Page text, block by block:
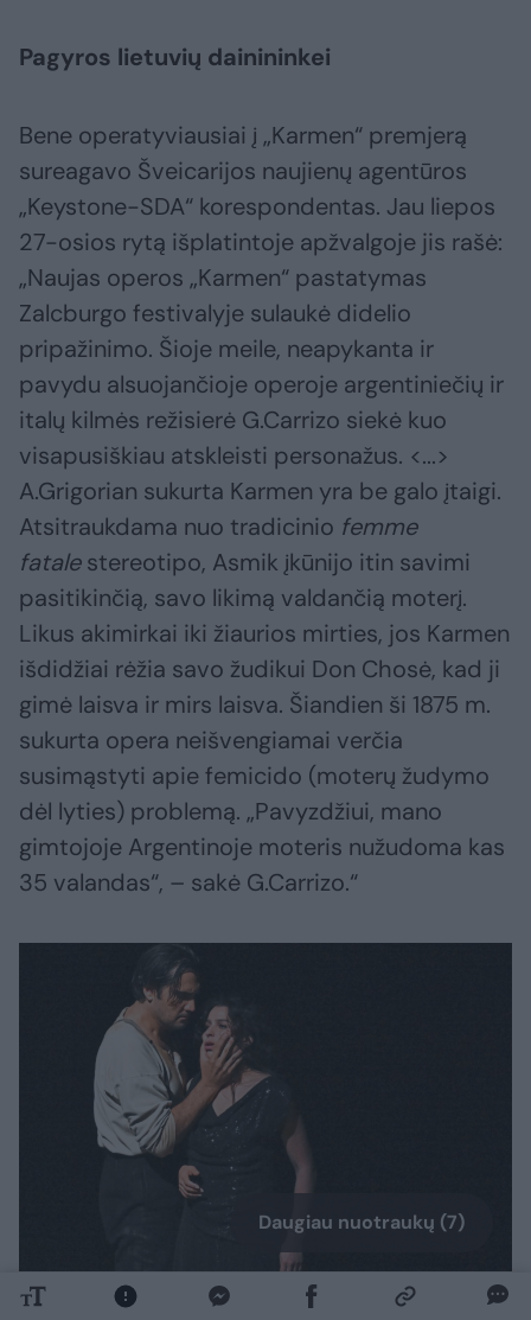
Pagyros lietuvių dainininkei
Bene operatyviausiai į „Karmen“ premjerą
sureagavo Šveicarijos naujienų agentūros
„Keystone-SDA“ korespondentas. Jau liepos
27-osios rytą išplatintoje apžvalgoje jis rašė:
„Naujas operos „Karmen“ pastatymas
Zalcburgo festivalyje sulaukė didelio
pripažinimo. Šioje meile, neapykanta ir
pavydu alsuojančioje operoje argentiniečių ir
italų kilmės režisierė G.Carrizo siekė kuo
visapusiškiau atskleisti personažus. <...>
A.Grigorian sukurta Karmen yra be galo įtaigi.
Atsitraukdama nuo tradicinio femme
fatalestereotipo, Asmik įkūnijo itin savimi
pasitikinčią, savo likimą valdančią moterį.
Likus akimirkai iki žiaurios mirties, jos Karmen
išdidžiai rėžia savo žudikui Don Chosė, kad ji
gimė laisva ir mirs laisva. Šiandien ši 1875 m.
sukurta opera neišvengiamai verčia
susimąstyti apie femicido (moterų žudymo
dėl lyties) problemą. „Pavyzdžiui, mano
gimtojoje Argentinoje moteris nužudoma kas
35 valandas“, – sakė G.Carrizo.“
Daugiau nuotraukų (7)
Scena iš operos „Karmen“.